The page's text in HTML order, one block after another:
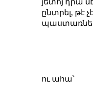
ընտրել, թէ
ու ահա՝